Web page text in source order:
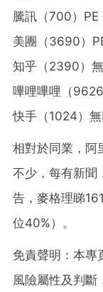
騰訊（700）PE
美團（3690）
知乎（2390）無
嗶哩嗶哩（
快手（1024）無
相對於同業，阿
不少，每有新聞
告，麥格理睇
位40%）。
免責聲明：本專
風險屬性及判斷